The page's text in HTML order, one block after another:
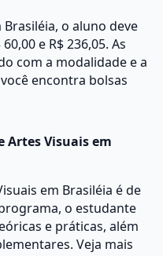
o aluno deve
e R$ 236,05. As
com a modalidade e a
encontra bolsas
Artes Visuais em
em Brasiléia é de
o estudante
e práticas, além
Veja mais